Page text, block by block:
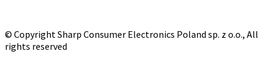
© Copyright Sharp Consumer Electronics Poland sp. z o.o., All
rights reserved